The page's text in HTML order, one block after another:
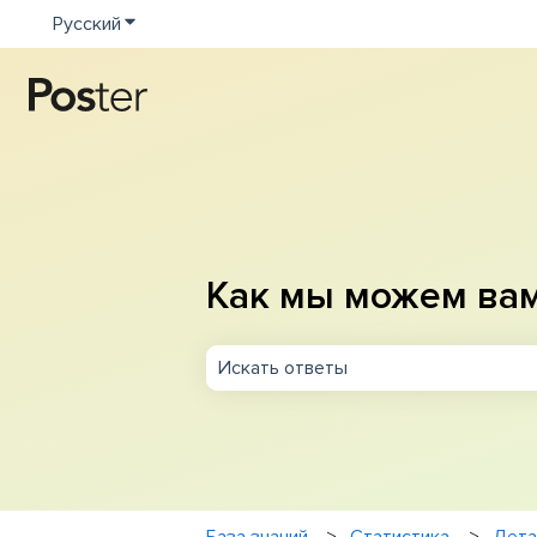
Русский Показать подменю для переводов
Как мы можем